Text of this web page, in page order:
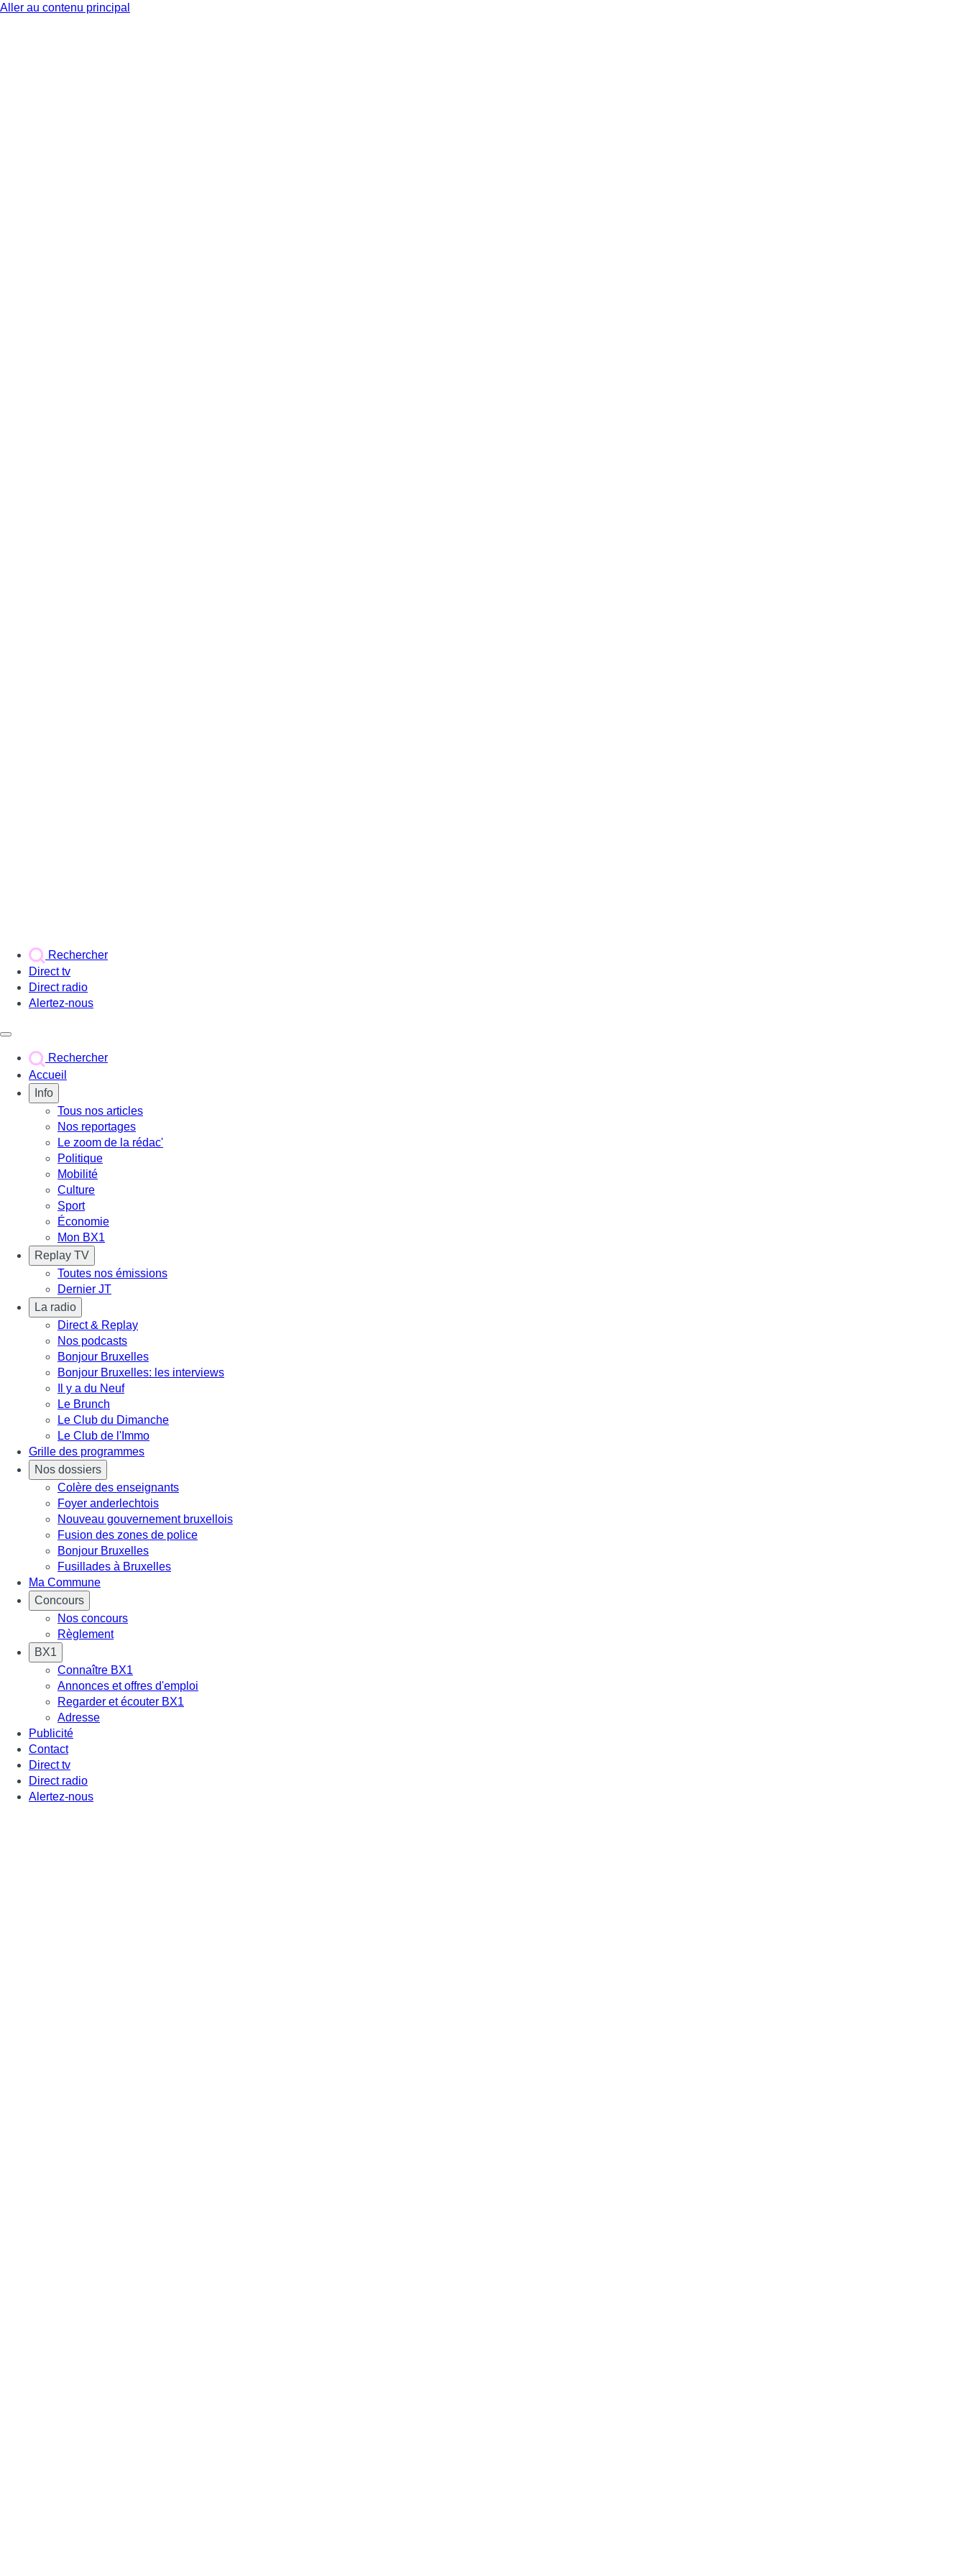
Aller au contenu principal
Rechercher
Direct tv
Direct radio
Alertez-nous
Rechercher
Accueil
Info
Tous nos articles
Nos reportages
Le zoom de la rédac'
Politique
Mobilité
Culture
Sport
Économie
Mon BX1
Replay TV
Toutes nos émissions
Dernier JT
La radio
Direct & Replay
Nos podcasts
Bonjour Bruxelles
Bonjour Bruxelles: les interviews
Il y a du Neuf
Le Brunch
Le Club du Dimanche
Le Club de l'Immo
Grille des programmes
Nos dossiers
Colère des enseignants
Foyer anderlechtois
Nouveau gouvernement bruxellois
Fusion des zones de police
Bonjour Bruxelles
Fusillades à Bruxelles
Ma Commune
Concours
Nos concours
Règlement
BX1
Connaître BX1
Annonces et offres d'emploi
Regarder et écouter BX1
Adresse
Publicité
Contact
Direct tv
Direct radio
Alertez-nous